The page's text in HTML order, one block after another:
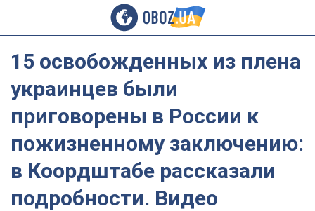
15 освобожденных из плена
украинцев были
приговорены в России к
пожизненному заключению:
в Коордштабе рассказали
подробности. Видео